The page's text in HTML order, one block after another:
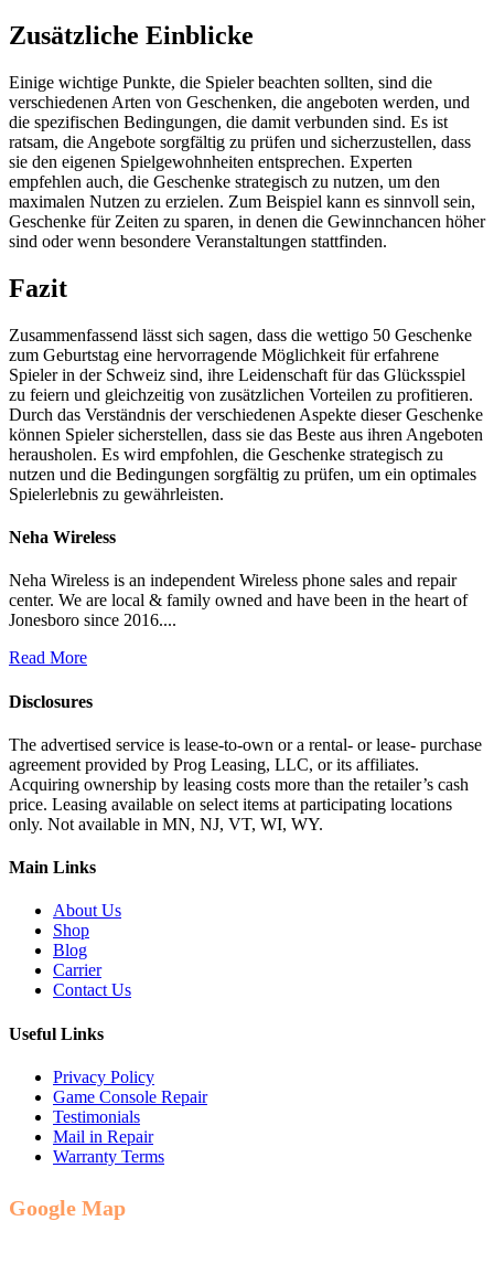
Zusätzliche Einblicke
Einige wichtige Punkte, die Spieler beachten sollten, sind die
verschiedenen Arten von Geschenken, die angeboten werden, und
die spezifischen Bedingungen, die damit verbunden sind. Es ist
ratsam, die Angebote sorgfältig zu prüfen und sicherzustellen, dass
sie den eigenen Spielgewohnheiten entsprechen. Experten
empfehlen auch, die Geschenke strategisch zu nutzen, um den
maximalen Nutzen zu erzielen. Zum Beispiel kann es sinnvoll sein,
Geschenke für Zeiten zu sparen, in denen die Gewinnchancen höher
sind oder wenn besondere Veranstaltungen stattfinden.
Fazit
Zusammenfassend lässt sich sagen, dass die wettigo 50 Geschenke
zum Geburtstag eine hervorragende Möglichkeit für erfahrene
Spieler in der Schweiz sind, ihre Leidenschaft für das Glücksspiel
zu feiern und gleichzeitig von zusätzlichen Vorteilen zu profitieren.
Durch das Verständnis der verschiedenen Aspekte dieser Geschenke
können Spieler sicherstellen, dass sie das Beste aus ihren Angeboten
herausholen. Es wird empfohlen, die Geschenke strategisch zu
nutzen und die Bedingungen sorgfältig zu prüfen, um ein optimales
Spielerlebnis zu gewährleisten.
Neha Wireless
Neha Wireless is an independent Wireless phone sales and repair
center. We are local & family owned and have been in the heart of
Jonesboro since 2016....
Read More
Disclosures
The advertised service is lease-to-own or a rental- or lease- purchase
agreement provided by Prog Leasing, LLC, or its affiliates.
Acquiring ownership by leasing costs more than the retailer’s cash
price. Leasing available on select items at participating locations
only. Not available in MN, NJ, VT, WI, WY.
Main Links
About Us
Shop
Blog
Carrier
Contact Us
Useful Links
Privacy Policy
Game Console Repair
Testimonials
Mail in Repair
Warranty Terms
Google Map